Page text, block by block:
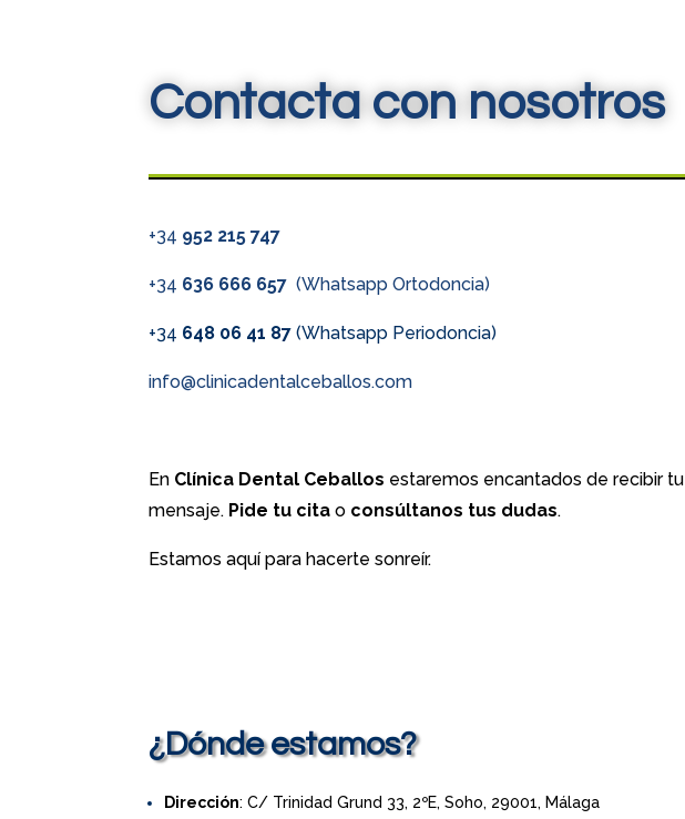
Contacta con nosotros
+34 952 215 747
+34 636 666 657(Whatsapp Ortodoncia)
+34 648 06 41 87 (Whatsapp Periodoncia)
info@clinicadentalceballos.com
En Clínica Dental Ceballos estaremos encantados de recibir tu
mensaje. Pide tu cita o consúltanos tus dudas.
Estamos aquí para hacerte sonreír.
¿Dónde estamos?
Dirección: C/ Trinidad Grund 33, 2ºE, Soho, 29001, Málaga